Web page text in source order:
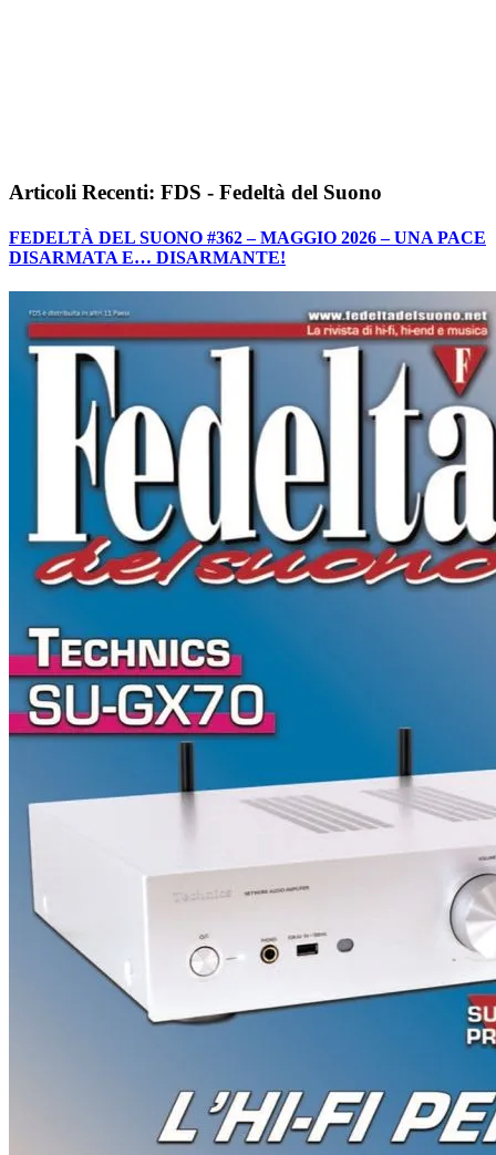
Articoli Recenti: FDS - Fedeltà del Suono
FEDELTÀ DEL SUONO #362 – MAGGIO 2026 – UNA PACE
DISARMATA E… DISARMANTE!